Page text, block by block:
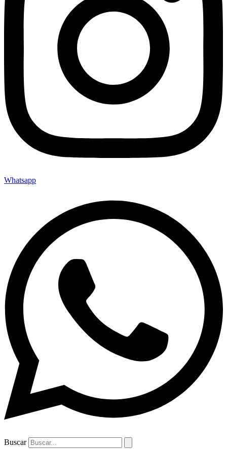
Whatsapp
Buscar